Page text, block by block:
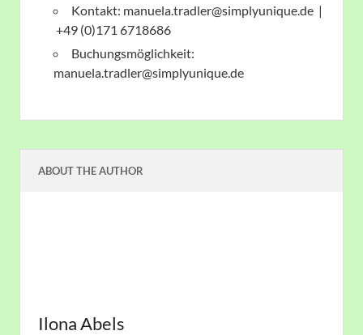
Kontakt: manuela.tradler@simplyunique.de |
+49 (0)171 6718686
Buchungsmöglichkeit:
manuela.tradler@simplyunique.de
ABOUT THE AUTHOR
Ilona Abels